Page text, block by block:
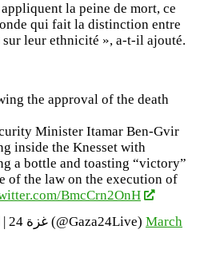
la peine de mort, ce
qui fait la distinction entre
sur leur ethnicité », a-t-il ajouté.
the approval of the death
Minister Itamar Ben-Gvir
inside the Knesset with
a bottle and toasting “victory”
of the law on the execution of
BmcCrn2OnH
— غزة 24 | التغطية مستمرة (@Gaza24Live) March